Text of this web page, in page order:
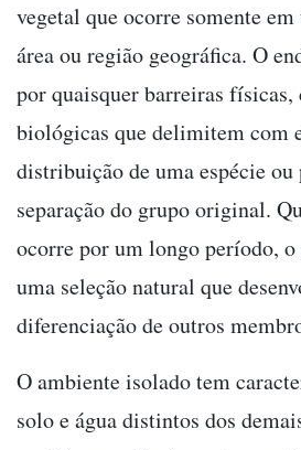
vegetal que ocorre somente
área ou região geográfica. O
por quaisquer barreiras
biológicas que delimitem com
distribuição de uma espécie ou
separação do grupo original.
ocorre por um longo período,
uma seleção natural que
diferenciação de outros
O ambiente isolado tem
solo e água distintos dos